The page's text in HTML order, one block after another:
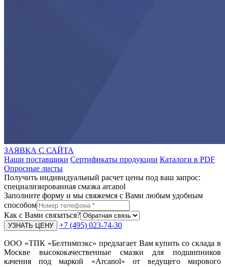
ЗАЯВКА С САЙТА
Наши поставщики Сертификаты продукции Каталоги в PDF
Опросные листы
Получить индивидуальный расчет цены под ваш запрос:
специализированная смазка arcanol
Заполните форму и мы свяжемся с Вами любым удобным
способом
Как с Вами связаться?
+7 (495) 023-74-30
ООО «ТПК «Белтимпэкс» предлагает Вам купить со склада в
Москве высококачественные смазки для подшипников
качения под маркой «Arcanol» от ведущего мирового